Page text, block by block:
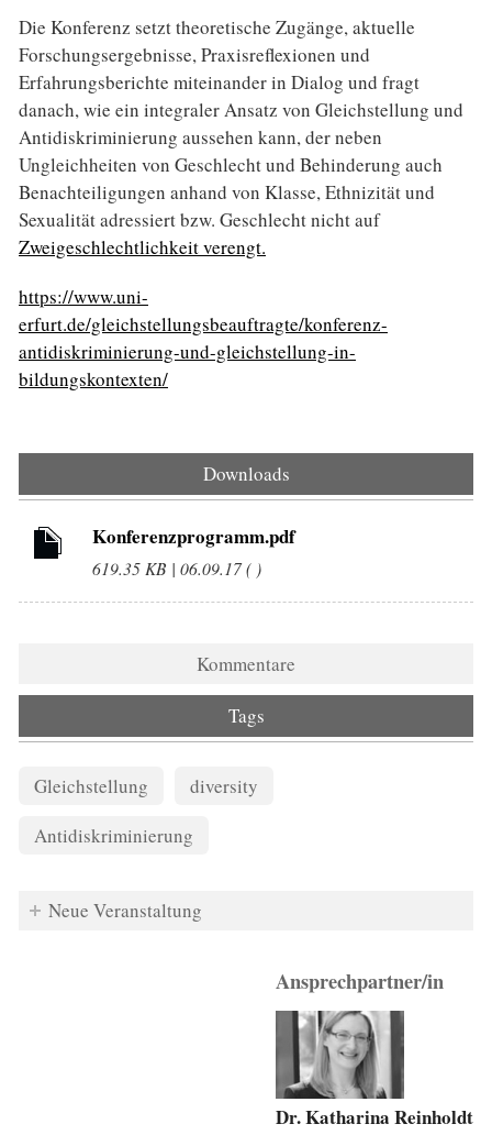
Die Konferenz setzt theoretische Zugänge, aktuelle
Forschungsergebnisse, Praxisreflexionen und
Erfahrungsberichte miteinander in Dialog und fragt
danach, wie ein integraler Ansatz von Gleichstellung und
Antidiskriminierung aussehen kann, der neben
Ungleichheiten von Geschlecht und Behinderung auch
Benachteiligungen anhand von Klasse, Ethnizität und
Sexualität adressiert bzw. Geschlecht nicht auf
Zweigeschlechtlichkeit verengt.
https://www.uni-
erfurt.de/gleichstellungsbeauftragte/konferenz-
antidiskriminierung-und-gleichstellung-in-
bildungskontexten/
Downloads
Konferenzprogramm.pdf
619.35 KB | 06.09.17 ( )
Kommentare
Tags
Gleichstellung
diversity
Antidiskriminierung
Neue Veranstaltung
Ansprechpartner/in
Dr. Katharina Reinholdt